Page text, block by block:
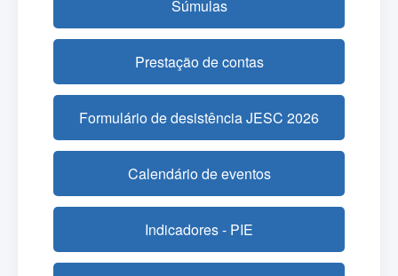
Súmulas
Prestação de contas
Formulário de desistência JESC 2026
Calendário de eventos
Indicadores - PIE